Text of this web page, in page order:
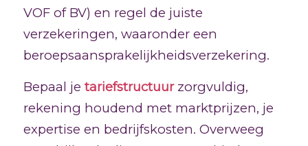
VOF of BV) en regel de juiste
verzekeringen, waaronder een
beroepsaansprakelijkheidsverzekering.
Bepaal je tariefstructuurzorgvuldig,
rekening houdend met marktprijzen, je
expertise en bedrijfskosten. Overweeg